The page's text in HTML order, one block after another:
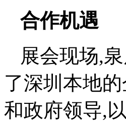
合作机遇
展会现场,
了深圳本地
和政府领导,